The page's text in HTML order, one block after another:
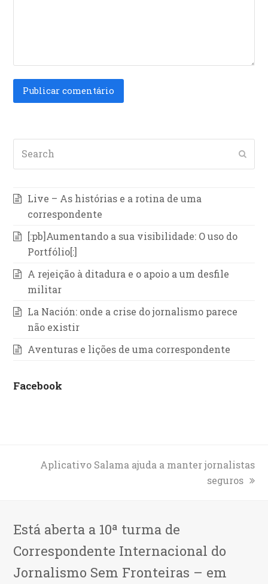
Live – As histórias e a rotina de uma
correspondente
[:pb]Aumentando a sua visibilidade: O uso do
Portfólio[:]
A rejeição à ditadura e o apoio a um desfile
militar
La Nación: onde a crise do jornalismo parece
não existir
Aventuras e lições de uma correspondente
Facebook
next
Aplicativo Salama ajuda a manter jornalistas
seguros
Está aberta a 10ª turma de
Correspondente Internacional do
Jornalismo Sem Fronteiras – em